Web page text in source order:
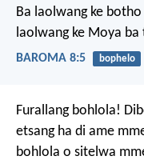
Ba laolwang ke
laolwang ke Moya
BAROMA 8:5 bophelo
Furallang bohlola!
etsang ha di ame
bohlola o sitelwa